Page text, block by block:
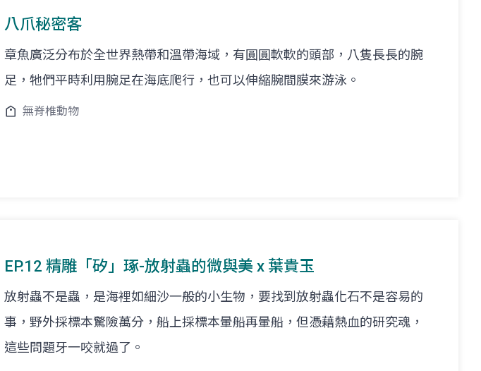
八爪秘密客
章魚廣泛分布於全世界熱帶和溫帶海域，有圓圓軟軟的頭部，八隻長長的腕
足，牠們平時利用腕足在海底爬行，也可以伸縮腕間膜來游泳。
無脊椎動物
EP.12 精雕「矽」琢-放射蟲的微與美 x 葉貴玉
放射蟲不是蟲，是海裡如細沙一般的小生物，要找到放射蟲化石不是容易的
事，野外採標本驚險萬分，船上採標本暈船再暈船，但憑藉熱血的研究魂，
這些問題牙一咬就過了。